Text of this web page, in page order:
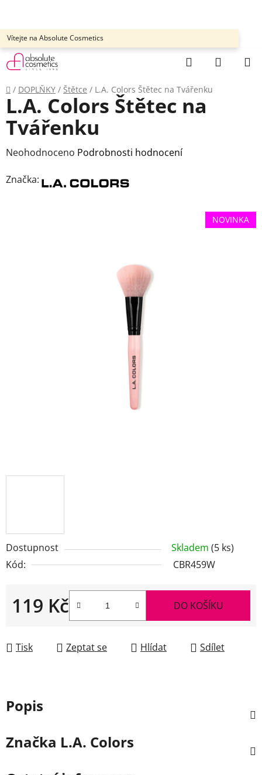
obsah
Vítejte na Absolute Cosmetics
Hledat
Domů
/ DOPLŇKY / Štětce / L.A. Colors Štětec na Tvářenku
Dostupnost Skladem (5 ks)
Kód:
CBR459W
119 Kč DO KOŠÍKU
Tisk Zeptat se Hlídat Sdílet
L.A. Colors Štětec na
Tvářenku
Průměrné
produktu
Neohodnoceno Podrobnosti hodnocení
Značka:
NOVINKA
Popis
Značka L.A. Colors